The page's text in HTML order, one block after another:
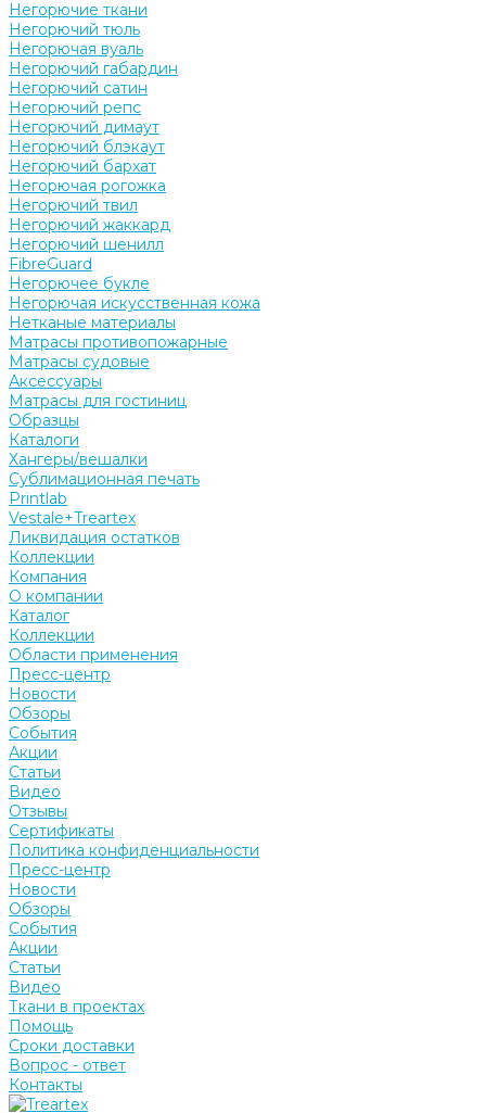
Негорючие ткани
Негорючий тюль
Негорючая вуаль
Негорючий габардин
Негорючий сатин
Негорючий репс
Негорючий димаут
Негорючий блэкаут
Негорючий бархат
Негорючая рогожка
Негорючий твил
Негорючий жаккард
Негорючий шенилл
FibreGuard
Негорючее букле
Негорючая искусственная кожа
Нетканые материалы
Матрасы противопожарные
Матрасы судовые
Аксессуары
Матрасы для гостиниц
Образцы
Каталоги
Хангеры/вешалки
Сублимационная печать
Printlab
Vestale+Treartex
Ликвидация остатков
Коллекции
Компания
О компании
Каталог
Коллекции
Области применения
Пресс-центр
Новости
Обзоры
События
Акции
Статьи
Видео
Отзывы
Сертификаты
Политика конфиденциальности
Пресс-центр
Новости
Обзоры
События
Акции
Статьи
Видео
Ткани в проектах
Помощь
Сроки доставки
Вопрос - ответ
Контакты